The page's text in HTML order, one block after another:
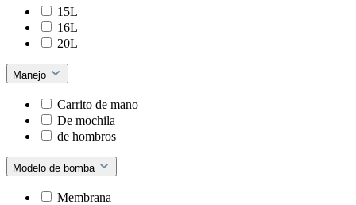
15L
16L
20L
Manejo
Carrito de mano
De mochila
de hombros
Modelo de bomba
Membrana